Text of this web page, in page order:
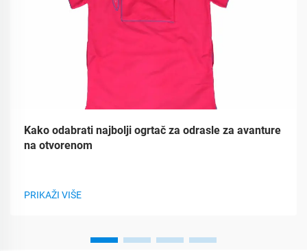
Kako odabrati najbolji ogrtač za odrasle za avanture
na otvorenom
PRIKAŽI VIŠE